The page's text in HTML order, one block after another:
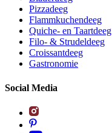
Pizzadeeg
Flammkuchendeeg
Quiche- en Taartdeeg
Filo- & Strudeldeeg
Croissantdeeg
Gastronomie
Social Media